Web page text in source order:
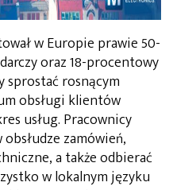
w Europie prawie 50-
oraz 18-procentowy
rosnącym
obsługi klientów
usług. Pracownicy
zamówień,
a także odbierać
w lokalnym języku